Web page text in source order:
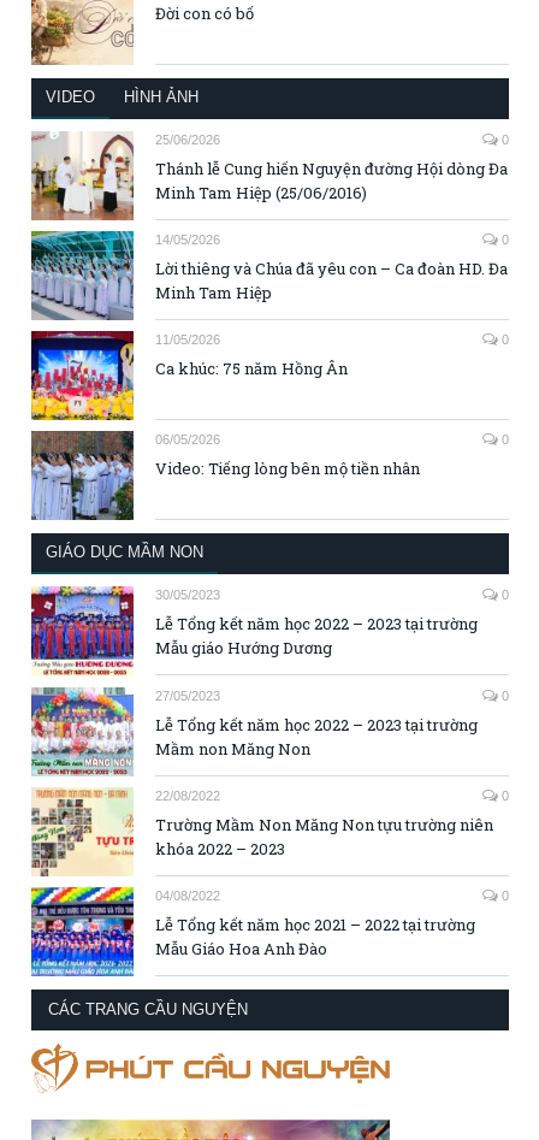
Đời con có bố
VIDEO HÌNH ẢNH
25/06/2026 0
Thánh lễ Cung hiến Nguyện đường Hội dòng Đa
Minh Tam Hiệp (25/06/2016)
14/05/2026 0
Lời thiêng và Chúa đã yêu con – Ca đoàn HD. Đa
Minh Tam Hiệp
11/05/2026 0
Ca khúc: 75 năm Hồng Ân
06/05/2026 0
Video: Tiếng lòng bên mộ tiền nhân
GIÁO DỤC MẦM NON
30/05/2023 0
Lễ Tổng kết năm học 2022 – 2023 tại trường
Mẫu giáo Hướng Dương
27/05/2023 0
Lễ Tổng kết năm học 2022 – 2023 tại trường
Mầm non Măng Non
22/08/2022 0
Trường Mầm Non Măng Non tựu trường niên
khóa 2022 – 2023
04/08/2022 0
Lễ Tổng kết năm học 2021 – 2022 tại trường
Mẫu Giáo Hoa Anh Đào
CÁC TRANG CẦU NGUYỆN